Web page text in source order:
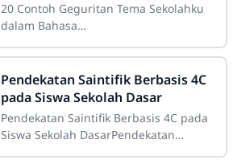
20 Contoh Geguritan Tema Sekolahku
dalam Bahasa
adalah salah satu bentuk sastra lisan
dalam budaya Jawa yang dikenal
Pendekatan Saintifik Berbasis 4C
pada Siswa Sekolah Dasar
Pendekatan Saintifik Berbasis 4C pada
Siswa Sekolah DasarPendekatan